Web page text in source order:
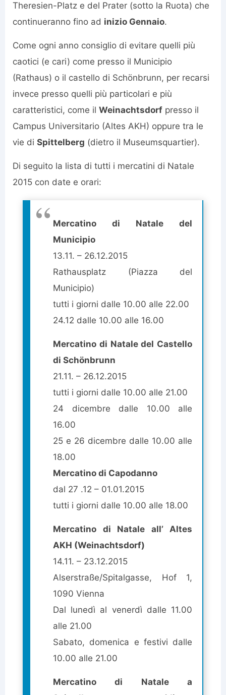
Theresien-Platz e del Prater (sotto la Ruota) che
continueranno fino ad inizio Gennaio.
Come ogni anno consiglio di evitare quelli più
caotici (e cari) come presso il Municipio
(Rathaus) o il castello di Schönbrunn, per recarsi
invece presso quelli più particolari e più
caratteristici, come il Weinachtsdorf presso il
Campus Universitario (Altes AKH) oppure tra le
vie di Spittelberg (dietro il Museumsquartier).
Di seguito la lista di tutti i mercatini di Natale
2015 con date e orari:
Mercatino di Natale del
Municipio
13.11. – 26.12.2015
Rathausplatz (Piazza del
Municipio)
tutti i giorni dalle 10.00 alle 22.00
24.12 dalle 10.00 alle 16.00
Mercatino di Natale del Castello
di Schönbrunn
21.11. – 26.12.2015
tutti i giorni dalle 10.00 alle 21.00
24 dicembre dalle 10.00 alle
16.00
25 e 26 dicembre dalle 10.00 alle
18.00
Mercatino di Capodanno
dal 27 .12 – 01.01.2015
tutti i giorni dalle 10.00 alle 18.00
Mercatino di Natale all’ Altes
AKH (Weinachtsdorf)
14.11. – 23.12.2015
Alserstraße/Spitalgasse, Hof 1,
1090 Vienna
Dal lunedì al venerdì dalle 11.00
alle 21.00
Sabato, domenica e festivi dalle
10.00 alle 21.00
Mercatino di Natale a